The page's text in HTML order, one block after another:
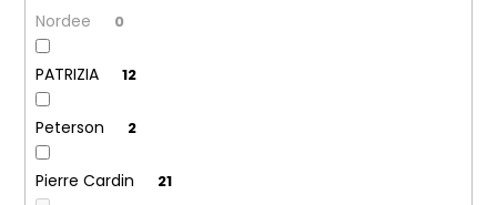
Nordee 0
PATRIZIA 12
Peterson 2
Pierre Cardin 21